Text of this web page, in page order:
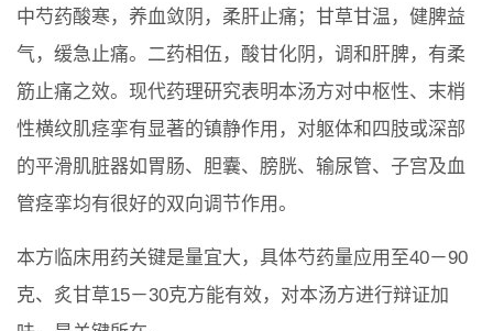
中芍药酸寒，养血敛阴，柔肝止痛；甘草甘温，健脾益
气，缓急止痛。二药相伍，酸甘化阴，调和肝脾，有柔
筋止痛之效。现代药理研究表明本汤方对中枢性、末梢
性横纹肌痉挛有显著的镇静作用，对躯体和四肢或深部
的平滑肌脏器如胃肠、胆囊、膀胱、输尿管、子宫及血
管痉挛均有很好的双向调节作用。
本方临床用药关键是量宜大，具体芍药量应用至40－90
克、炙甘草15－30克方能有效，对本汤方进行辩证加